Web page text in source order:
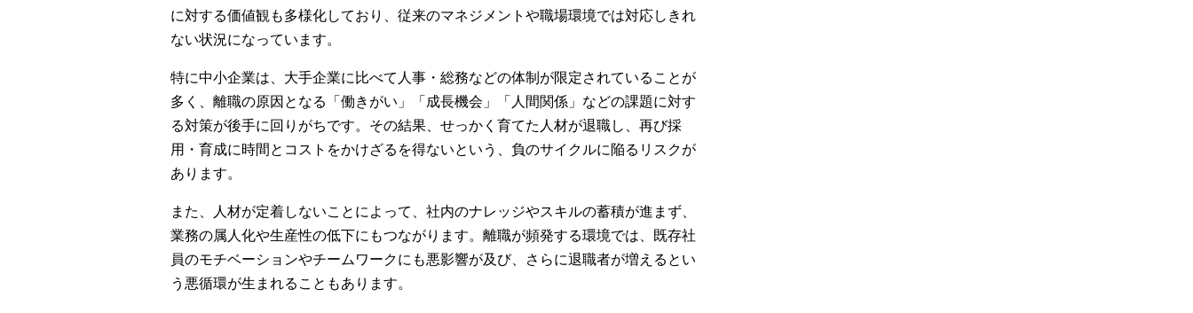
に対する価値観も多様化しており、従来のマネジメントや職場環境では対応しきれ
ない状況になっています。
特に中小企業は、大手企業に比べて人事・総務などの体制が限定されていることが
多く、離職の原因となる「働きがい」「成長機会」「人間関係」などの課題に対す
る対策が後手に回りがちです。その結果、せっかく育てた人材が退職し、再び採
用・育成に時間とコストをかけざるを得ないという、負のサイクルに陥るリスクが
あります。
また、人材が定着しないことによって、社内のナレッジやスキルの蓄積が進まず、
業務の属人化や生産性の低下にもつながります。離職が頻発する環境では、既存社
員のモチベーションやチームワークにも悪影響が及び、さらに退職者が増えるとい
う悪循環が生まれることもあります。